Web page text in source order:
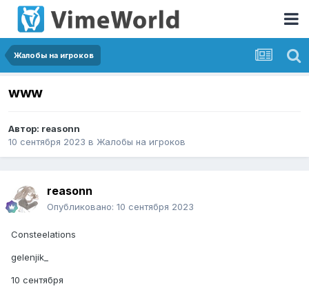
Жалобы на игроков
www
Автор: reasonn
10 сентября 2023 в Жалобы на игроков
reasonn
Опубликовано: 10 сентября 2023
Consteelations
gelenjik_
10 сентября